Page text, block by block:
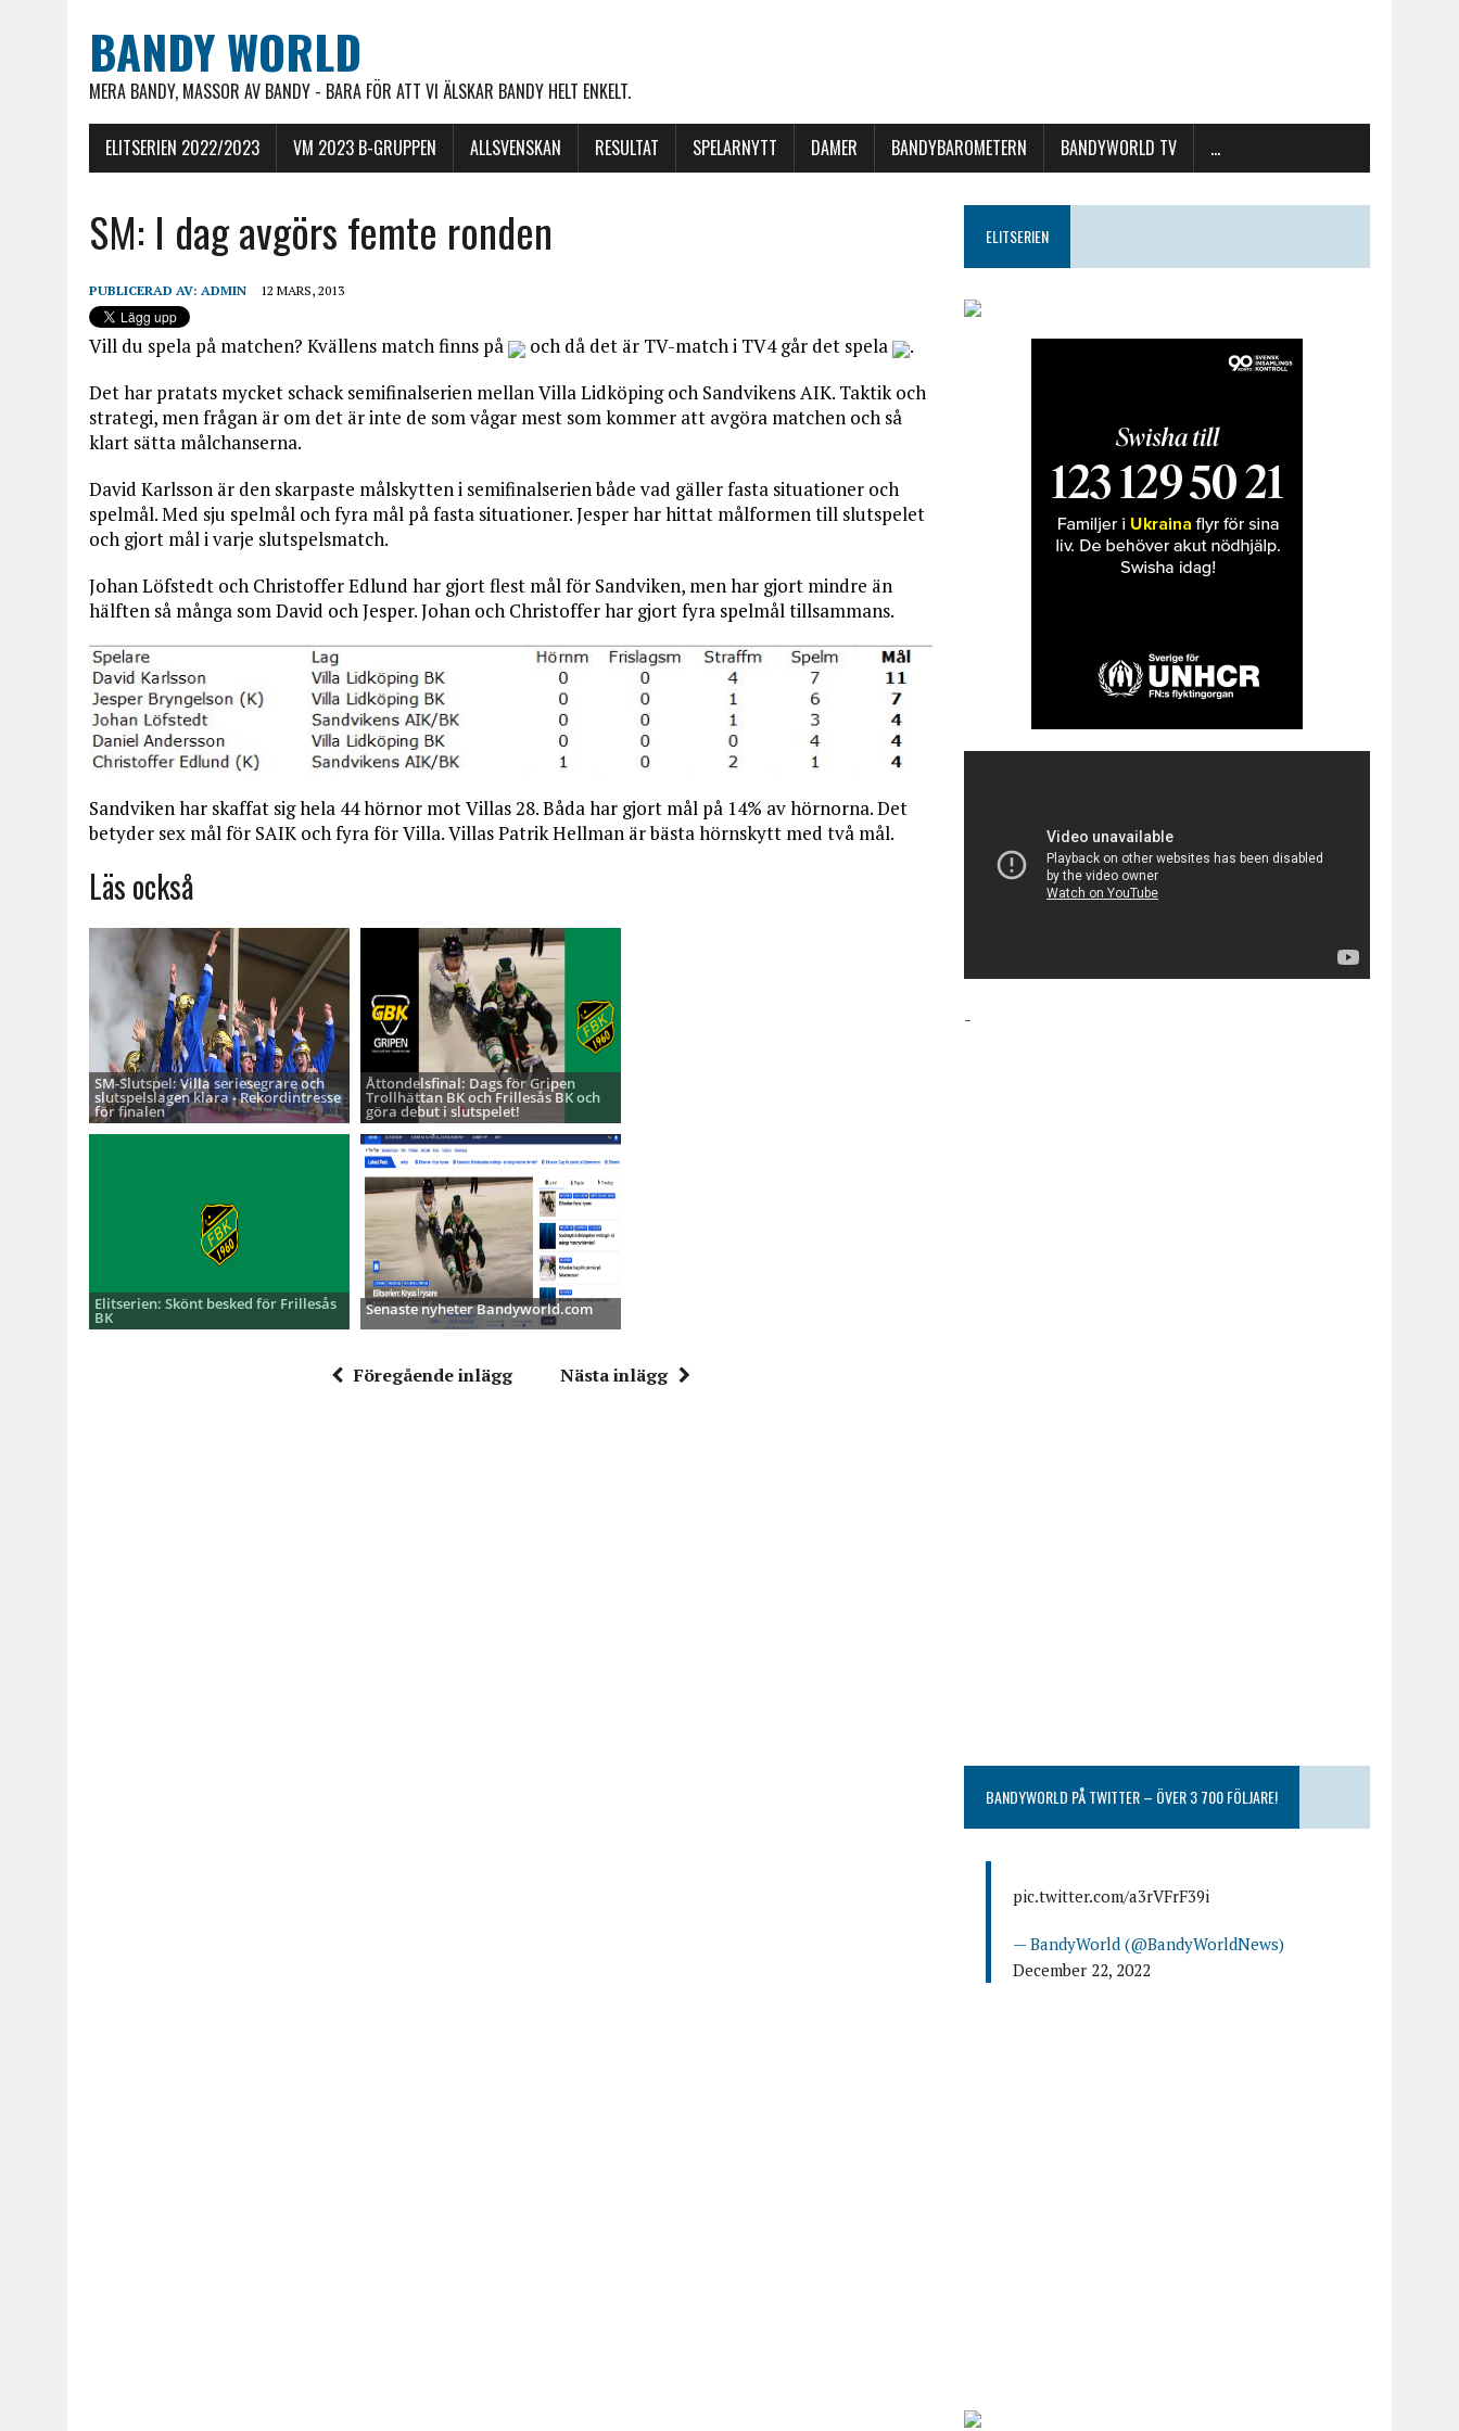
BANDY WORLD
MERA BANDY, MASSOR AV BANDY - BARA FÖR ATT VI ÄLSKAR BANDY HELT ENKELT.
ELITSERIEN 2022/2023 VM 2023 B-GRUPPEN ALLSVENSKAN RESULTAT SPELARNYTT DAMER BANDYBAROMETERN BANDYWORLD TV …
SM: I dag avgörs femte ronden
PUBLICERAD AV: ADMIN 12 MARS, 2013
Vill du spela på matchen? Kvällens match finns på och då det är TV-match i TV4 går det spela
.
Det har pratats mycket schack semifinalserien mellan Villa Lidköping och Sandvikens AIK. Taktik och
strategi, men frågan är om det är inte de som vågar mest som kommer att avgöra matchen och så
klart sätta målchanserna.
David Karlsson är den skarpaste målskytten i semifinalserien både vad gäller fasta situationer och
spelmål. Med sju spelmål och fyra mål på fasta situationer. Jesper har hittat målformen till slutspelet
och gjort mål i varje slutspelsmatch.
Johan Löfstedt och Christoffer Edlund har gjort flest mål för Sandviken, men har gjort mindre än
hälften så många som David och Jesper. Johan och Christoffer har gjort fyra spelmål tillsammans.
Sandviken har skaffat sig hela 44 hörnor mot Villas 28. Båda har gjort mål på 14% av hörnorna. Det
betyder sex mål för SAIK och fyra för Villa. Villas Patrik Hellman är bästa hörnskytt med två mål.
Läs också
SM-Slutspel: Villa seriesegrare och
slutspelslagen klara - Rekordintresse
för finalen
Åttondelsfinal: Dags för Gripen
Trollhättan BK och Frillesås BK och
göra debut i slutspelet!
Elitserien: Skönt besked för Frillesås
BK Senaste nyheter Bandyworld.com
Föregående inlägg Nästa inlägg
ELITSERIEN
-
BANDYWORLD PÅ TWITTER – ÖVER 3 700 FÖLJARE!
pic.twitter.com/a3rVFrF39i
— BandyWorld (@BandyWorldNews)
December 22, 2022